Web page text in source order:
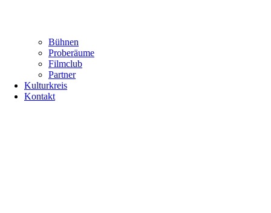
Bühnen
Proberäume
Filmclub
Partner
Kulturkreis
Kontakt